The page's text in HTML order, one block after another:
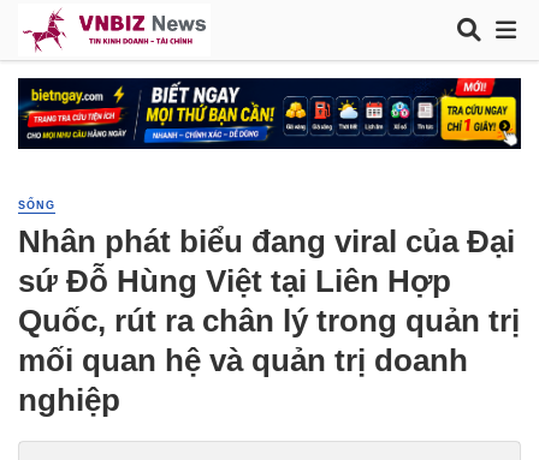
SỐNG
Nhân phát biểu đang viral của Đại
sứ Đỗ Hùng Việt tại Liên Hợp
Quốc, rút ra chân lý trong quản trị
mối quan hệ và quản trị doanh
nghiệp